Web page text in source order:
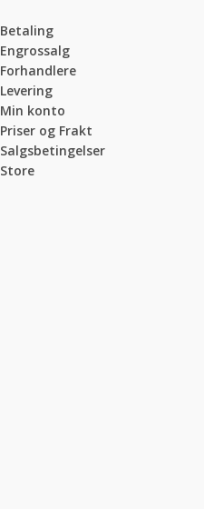
Betaling
Engrossalg
Forhandlere
Levering
Min konto
Priser og Frakt
Salgsbetingelser
Store